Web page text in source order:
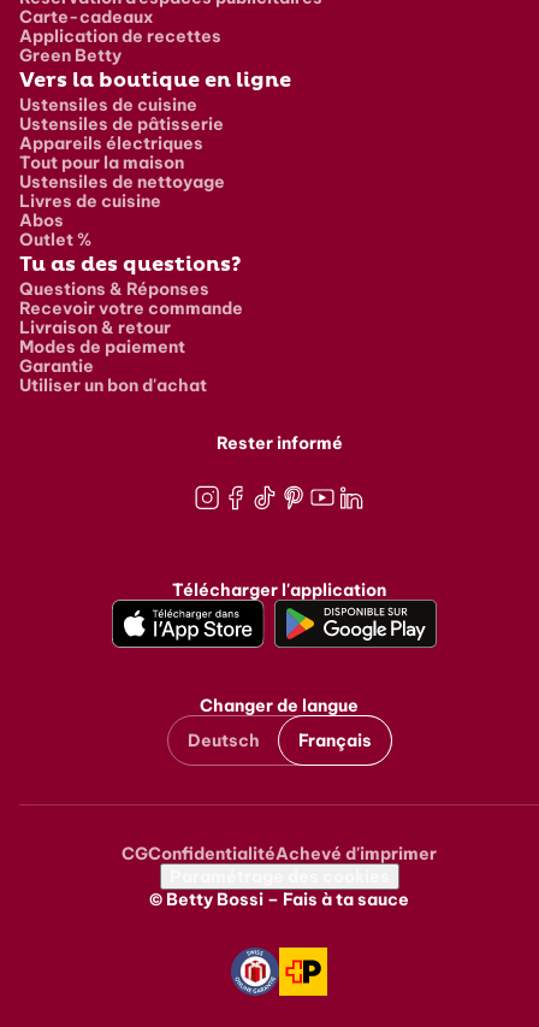
Carte-cadeaux
Application de recettes
Green Betty
Vers la boutique en ligne
Ustensiles de cuisine
Ustensiles de pâtisserie
Appareils électriques
Tout pour la maison
Ustensiles de nettoyage
Livres de cuisine
Abos
Outlet %
Tu as des questions?
Questions & Réponses
Recevoir votre commande
Livraison & retour
Modes de paiement
Garantie
Utiliser un bon d'achat
Rester informé
Télécharger l'application
Changer de langue
Deutsch
Français
Metanavigation
CGConfidentialitéAchevé d'imprimer
© Betty Bossi – Fais à ta sauce